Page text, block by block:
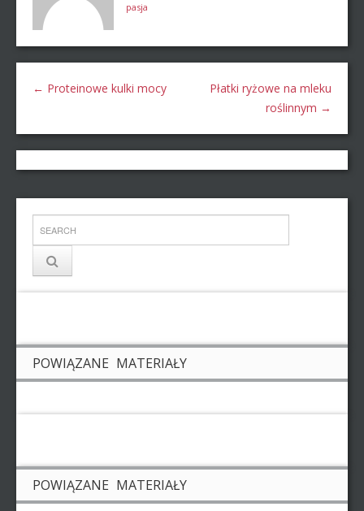
pasja
← Proteinowe kulki mocy
Płatki ryżowe na mleku
roślinnym →
POWIĄZANE MATERIAŁY
POWIĄZANE MATERIAŁY